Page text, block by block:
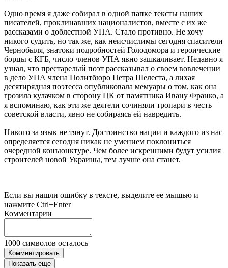
Одно время я даже собирал в одной папке тексты наших
писателей, проклинавших националистов, вместе с их же
рассказами о доблестной УПА. Стало противно. Не хочу
никого судить, но так же, как неисчислимы сегодня спасители
Чернобыля, знатоки подробностей Голодомора и героические
борцы с КГБ, число членов УПА явно зашкаливает. Недавно я
узнал, что престарелый поэт рассказывал о своем вовлечении
в дело УПА члена Политбюро Петра Шелеста, а лихая
десятирядная поэтесса опубликовала мемуары о том, как она
грозила кулачком в сторону ЦК от памятника Ивану Франко, а
я вспоминаю, как эти же деятели сочиняли тропари в честь
советской власти, явно не собираясь ей навредить.
Никого за язык не тянут. Достоинство нации и каждого из нас
определяется сегодня никак не умением поклониться
очередной конъюнктуре. Чем более искренними будут усилия
строителей новой Украины, тем лучше она станет.
Если вы нашли ошибку в тексте, выделите ее мышью и
нажмите Ctrl+Enter
Комментарии
1000 символов осталось
Комментировать
Показать еще